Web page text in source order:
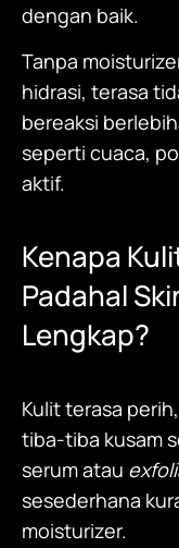
dengan baik.
Tanpa
hidrasi, terasa
bereaksi
seperti cuaca,
aktif.
Kenapa
Padahal
Lengkap?
Kulit terasa
tiba-tiba kusam
serum atau
sesederhana
moisturizer.